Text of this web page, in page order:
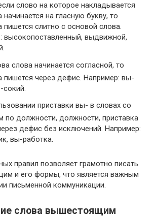
слово на которое накладывается
начинается на гласную букву, то
пишется слитно с основой слова.
высокопоставленный, выдвижной,
слова начинается согласной, то
пишется через дефис. Например: вы-
сокий.
приставки вы- в словах со
по должности, должности, приставка
дефис без исключений. Например:
вы-работка.
правил позволяет грамотно писать
и его формы, что является важным
письменной коммуникации.
слова вышестоящим